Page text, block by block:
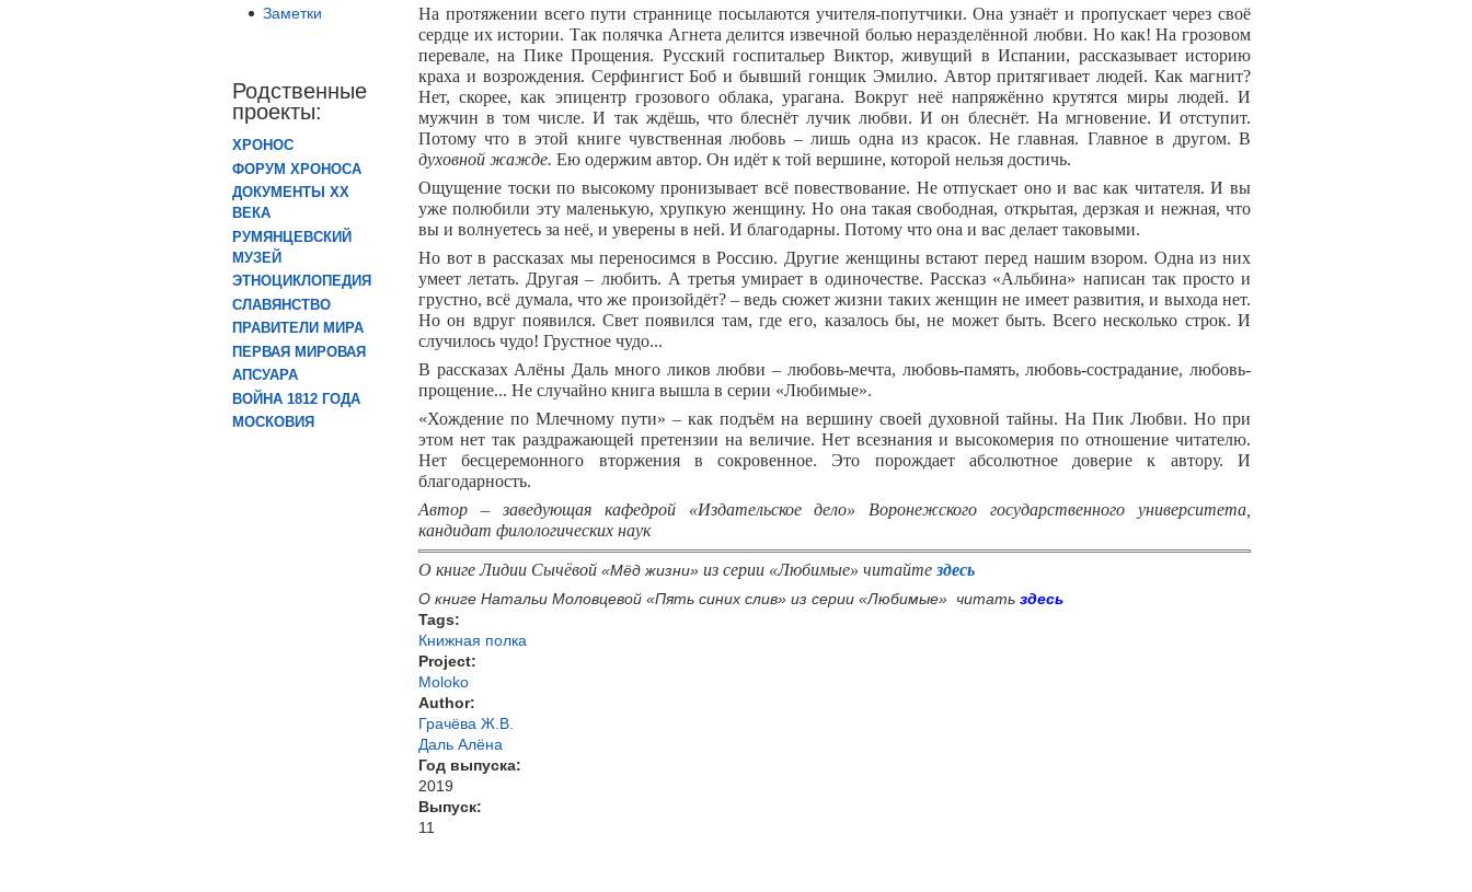
Заметки
Родственные
проекты:
ХРОНОС
ФОРУМ ХРОНОСА
ДОКУМЕНТЫ XX
ВЕКА
РУМЯНЦЕВСКИЙ
МУЗЕЙ
ЭТНОЦИКЛОПЕДИЯ
СЛАВЯНСТВО
ПРАВИТЕЛИ МИРА
ПЕРВАЯ МИРОВАЯ
АПСУАРА
ВОЙНА 1812 ГОДА
МОСКОВИЯ
На протяжении всего пути страннице посылаются учителя-попутчики. Она узнаёт и пропускает через своё
сердце их истории. Так полячка Агнета делится извечной болью неразделённой любви. Но как! На грозовом
перевале, на Пике Прощения. Русский госпитальер Виктор, живущий в Испании, рассказывает историю
краха и возрождения. Серфингист Боб и бывший гонщик Эмилио. Автор притягивает людей. Как магнит?
Нет, скорее, как эпицентр грозового облака, урагана. Вокруг неё напряжённо крутятся миры людей. И
мужчин в том числе. И так ждёшь, что блеснёт лучик любви. И он блеснёт. На мгновение. И отступит.
Потому что в этой книге чувственная любовь – лишь одна из красок. Не главная. Главное в другом. В
духовной жажде. Ею одержим автор. Он идёт к той вершине, которой нельзя достичь.
Ощущение тоски по высокому пронизывает всё повествование. Не отпускает оно и вас как читателя. И вы
уже полюбили эту маленькую, хрупкую женщину. Но она такая свободная, открытая, дерзкая и нежная, что
вы и волнуетесь за неё, и уверены в ней. И благодарны. Потому что она и вас делает таковыми.
Но вот в рассказах мы переносимся в Россию. Другие женщины встают перед нашим взором. Одна из них
умеет летать. Другая – любить. А третья умирает в одиночестве. Рассказ «Альбина» написан так просто и
грустно, всё думала, что же произойдёт? – ведь сюжет жизни таких женщин не имеет развития, и выхода нет.
Но он вдруг появился. Свет появился там, где его, казалось бы, не может быть. Всего несколько строк. И
случилось чудо! Грустное чудо...
В рассказах Алёны Даль много ликов любви – любовь-мечта, любовь-память, любовь-сострадание, любовь-
прощение... Не случайно книга вышла в серии «Любимые».
«Хождение по Млечному пути» – как подъём на вершину своей духовной тайны. На Пик Любви. Но при
этом нет так раздражающей претензии на величие. Нет всезнания и высокомерия по отношение читателю.
Нет бесцеремонного вторжения в сокровенное. Это порождает абсолютное доверие к автору. И
благодарность.
Автор –
заведующая кафедрой «Издательское дело» Воронежского государственного университета,
кандидат филологических наук
О книге Лидии Сычёвой «Мёд жизни» из серии «Любимые» читайтездесь
О книге Натальи Моловцевой «Пять синих слив» из серии «Любимые» читать здесь
Tags:
Книжная полка
Project:
Moloko
Author:
Грачёва Ж.В.
Даль Алёна
Год выпуска:
2019
Выпуск:
11